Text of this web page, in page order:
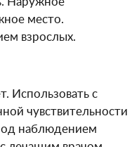
место.
взрослых.
Использовать с
чувствительности
наблюдением